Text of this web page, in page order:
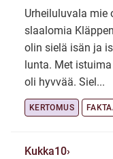
Urheiluluvala mie
slaalomia
olin sielä isän ja
lunta. Met
oli hyvvää. Siel...
KERTOMUS
Kukka10